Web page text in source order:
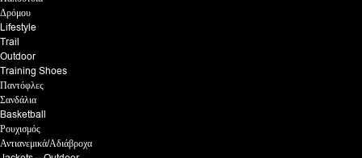
Δρόμου
Lifestyle
Trail
Outdoor
Training Shoes
Παντόφλες
Σανδάλια
Basketball
Ρουχισμός
Αντιανεμικά/Αδιάβροχα